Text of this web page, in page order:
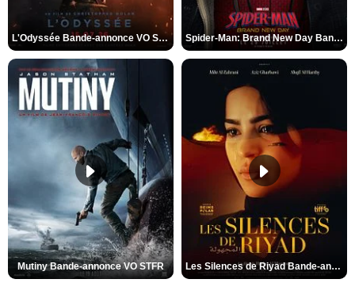
L'Odyssée Bande-annonce VO STFR Spider-Man: Brand New Day Bande-annonce VO STFR
Mutiny Bande-annonce VO STFR Les Silences de Riyad Bande-annonce VO STFR